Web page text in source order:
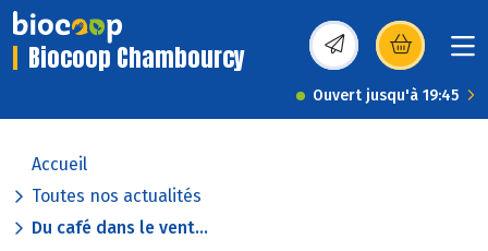
Biocoop Chambourcy (s’ouvre dans une
Ouvert jusqu'à 19:45
Accueil
Toutes nos actualités
Du café dans le vent...